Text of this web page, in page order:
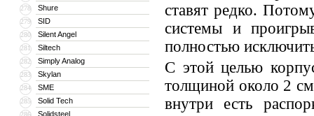
278 Shure
279 SID
280 Silent Angel
281 Siltech
282 Simply Analog
283 Skylan
284 SME
285 Solid Tech
286 Solidsteel
ставят редко.
системы и
полностью
С этой целью
толщиной около 2
внутри есть